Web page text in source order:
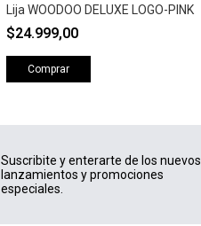
Lija WOODOO DELUXE LOGO-PINK
$24.999,00
Comprar
Suscribite y enterarte de los nuevos
lanzamientos y promociones
especiales.